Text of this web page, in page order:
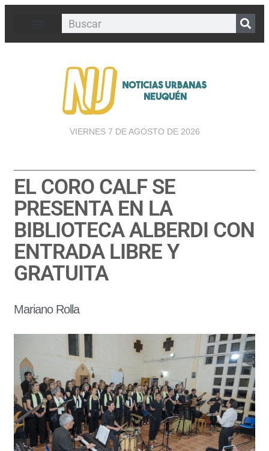
VIERNES 7 DE AGOSTO DE 2026
EL CORO CALF SE
PRESENTA EN LA
BIBLIOTECA ALBERDI CON
ENTRADA LIBRE Y
GRATUITA
Mariano Rolla